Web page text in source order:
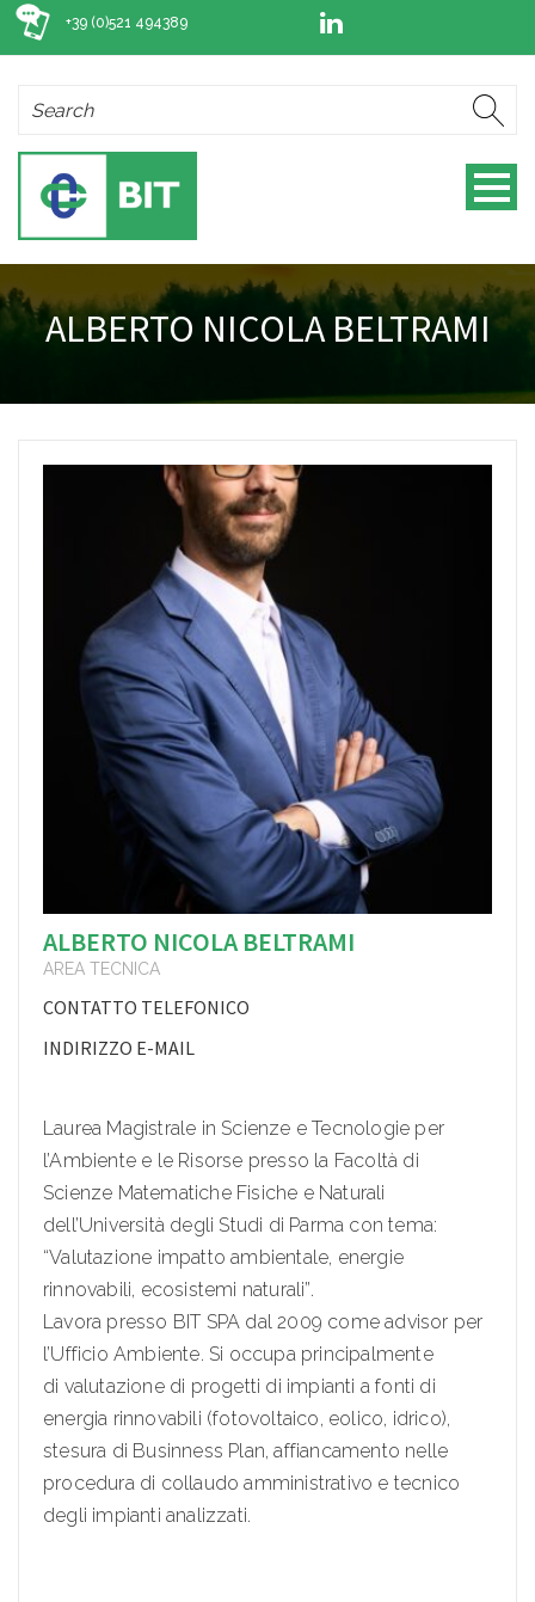
+39 (0)521 494389
ALBERTO NICOLA BELTRAMI
ALBERTO NICOLA BELTRAMI
AREA TECNICA
CONTATTO TELEFONICO
INDIRIZZO E-MAIL
Laurea Magistrale in Scienze e Tecnologie per
l’Ambiente e le Risorse presso la Facoltà di
Scienze Matematiche Fisiche e Naturali
dell’Università degli Studi di Parma con tema:
“Valutazione impatto ambientale, energie
rinnovabili, ecosistemi naturali”.
Lavora presso BIT SPA dal 2009 come advisor per
l’Ufficio Ambiente. Si occupa principalmente
di valutazione di progetti di impianti a fonti di
energia rinnovabili (fotovoltaico, eolico, idrico),
stesura di Businness Plan, affiancamento nelle
procedura di collaudo amministrativo e tecnico
degli impianti analizzati.